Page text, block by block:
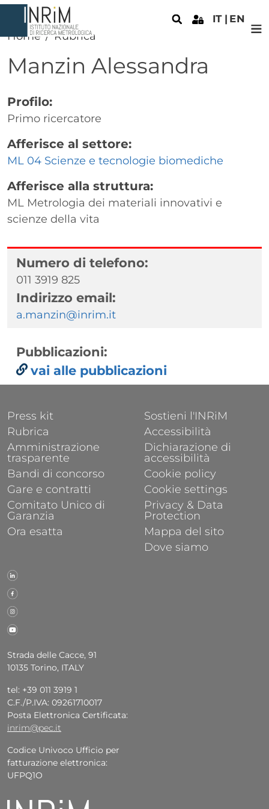
Salta al contenuto principale
IT EN
Home Rubrica
Manzin Alessandra
Profilo:
Primo ricercatore
Afferisce al settore:
ML 04 Scienze e tecnologie biomediche
Afferisce alla struttura:
ML Metrologia dei materiali innovativi e
scienze della vita
Numero di telefono:
011 3919 825
Indirizzo email:
a.manzin@inrim.it
Pubblicazioni:
vai alle pubblicazioni
Strada delle Cacce, 91
10135 Torino, ITALY
tel: +39 011 3919 1
C.F./P.IVA: 09261710017
Posta Elettronica Certificata:
inrim@pec.it
Codice Univoco Ufficio per
fatturazione elettronica:
UFPQ1O
FOOTER 1
Press kit
Rubrica
Amministrazione
trasparente
Bandi di concorso
Gare e contratti
Comitato Unico di
Garanzia
Ora esatta
FOOTER 2
Sostieni l'INRiM
Accessibilità
Dichiarazione di
accessibilità
Cookie policy
Cookie settings
Privacy & Data
Protection
Mappa del sito
Dove siamo